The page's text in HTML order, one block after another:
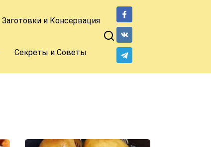
Заготовки и Консервация
Секреты и Советы